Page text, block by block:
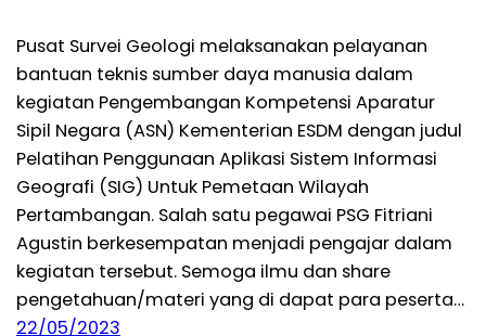
Pusat Survei Geologi melaksanakan pelayanan
bantuan teknis sumber daya manusia dalam
kegiatan Pengembangan Kompetensi Aparatur
Sipil Negara (ASN) Kementerian ESDM dengan judul
Pelatihan Penggunaan Aplikasi Sistem Informasi
Geografi (SIG) Untuk Pemetaan Wilayah
Pertambangan. Salah satu pegawai PSG Fitriani
Agustin berkesempatan menjadi pengajar dalam
kegiatan tersebut. Semoga ilmu dan share
pengetahuan/materi yang di dapat para peserta…
22/05/2023